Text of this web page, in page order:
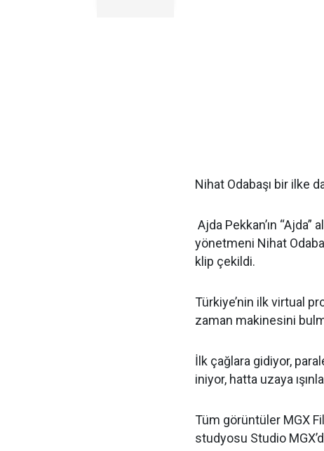
Nihat Odabaşı bir ilke
Ajda Pekkan’ın “Ajda”
yönetmeni Nihat
klip çekildi.
Türkiye’nin ilk virtual
zaman makinesini
İlk çağlara gidiyor,
iniyor, hatta uzaya
Tüm görüntüler MGX
studyosu Studio